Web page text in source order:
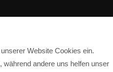
Website Cookies ein.
während andere uns helfen unser